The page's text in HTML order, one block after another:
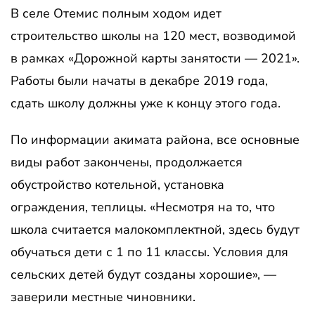
В селе Отемис полным ходом идет
строительство школы на 120 мест, возводимой
в рамках «Дорожной карты занятости — 2021».
Работы были начаты в декабре 2019 года,
сдать школу должны уже к концу этого года.
По информации акимата района, все основные
виды работ закончены, продолжается
обустройство котельной, установка
ограждения, теплицы. «Несмотря на то, что
школа считается малокомплектной, здесь будут
обучаться дети с 1 по 11 классы. Условия для
сельских детей будут созданы хорошие», —
заверили местные чиновники.